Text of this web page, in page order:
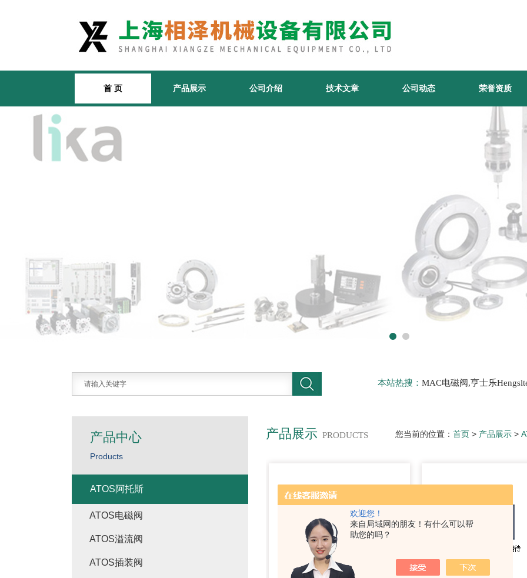
欢迎您！
来自局域网的朋友！有什么可以帮
助您的吗？
首 页 产品展示 公司介绍 技术文章 公司动态 荣誉资质
本站热搜： MAC电磁阀,亨士乐
产品展示 PRODUCTS 您当前的位置： 首页 > 产品展示 >
产品中心
Products
ATOS阿托斯
ATOS电磁阀
ATOS溢流阀
ATOS插装阀